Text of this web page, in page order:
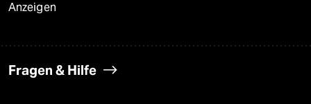
Anzeigen
Fragen & Hilfe